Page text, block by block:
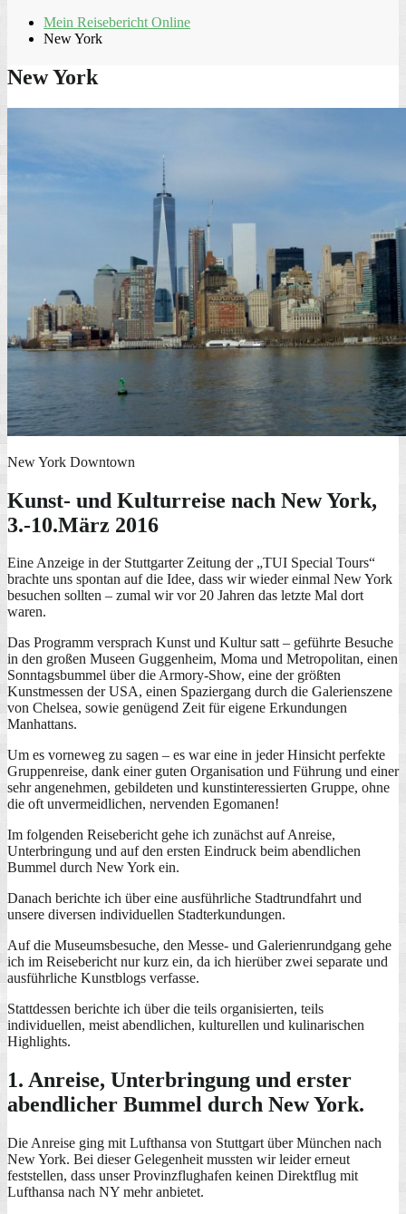
Mein Reisebericht Online
New York
New York
New York Downtown
Kunst- und Kulturreise nach New York,
3.-10.März 2016
Eine Anzeige in der Stuttgarter Zeitung der „TUI Special Tours“
brachte uns spontan auf die Idee, dass wir wieder einmal New York
besuchen sollten – zumal wir vor 20 Jahren das letzte Mal dort
waren.
Das Programm versprach Kunst und Kultur satt – geführte Besuche
in den großen Museen Guggenheim, Moma und Metropolitan, einen
Sonntagsbummel über die Armory-Show, eine der größten
Kunstmessen der USA, einen Spaziergang durch die Galerienszene
von Chelsea, sowie genügend Zeit für eigene Erkundungen
Manhattans.
Um es vorneweg zu sagen – es war eine in jeder Hinsicht perfekte
Gruppenreise, dank einer guten Organisation und Führung und einer
sehr angenehmen, gebildeten und kunstinteressierten Gruppe, ohne
die oft unvermeidlichen, nervenden Egomanen!
Im folgenden Reisebericht gehe ich zunächst auf Anreise,
Unterbringung und auf den ersten Eindruck beim abendlichen
Bummel durch New York ein.
Danach berichte ich über eine ausführliche Stadtrundfahrt und
unsere diversen individuellen Stadterkundungen.
Auf die Museumsbesuche, den Messe- und Galerienrundgang gehe
ich im Reisebericht nur kurz ein, da ich hierüber zwei separate und
ausführliche Kunstblogs verfasse.
Stattdessen berichte ich über die teils organisierten, teils
individuellen, meist abendlichen, kulturellen und kulinarischen
Highlights.
1. Anreise, Unterbringung und erster
abendlicher Bummel durch New York.
Die Anreise ging mit Lufthansa von Stuttgart über München nach
New York. Bei dieser Gelegenheit mussten wir leider erneut
feststellen, dass unser Provinzflughafen keinen Direktflug mit
Lufthansa nach NY mehr anbietet.